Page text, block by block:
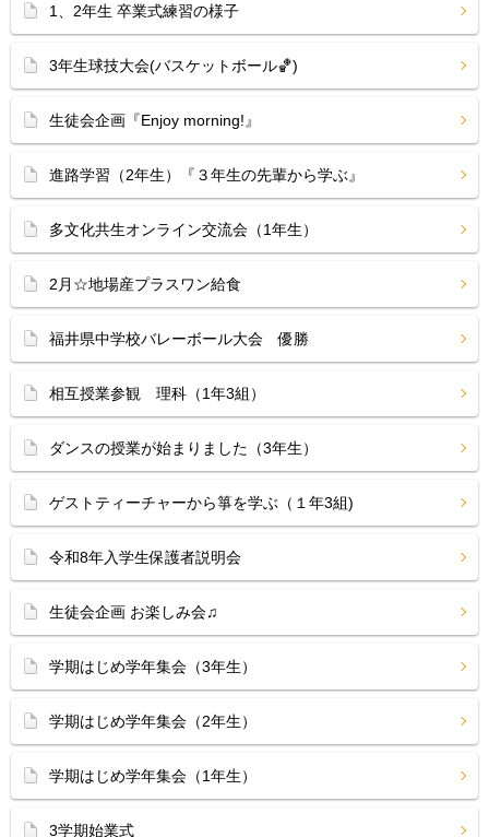
1、2年生 卒業式練習の様子
3年生球技大会(バスケットボール🏀)
生徒会企画『Enjoy morning!』
進路学習（2年生）『３年生の先輩から学ぶ』
多文化共生オンライン交流会（1年生）
2月☆地場産プラスワン給食
福井県中学校バレーボール大会 優勝
相互授業参観 理科（1年3組）
ダンスの授業が始まりました（3年生）
ゲストティーチャーから箏を学ぶ（１年3組)
令和8年入学生保護者説明会
生徒会企画 お楽しみ会♫
学期はじめ学年集会（3年生）
学期はじめ学年集会（2年生）
学期はじめ学年集会（1年生）
3学期始業式